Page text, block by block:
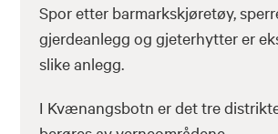
Spor etter barmarkskjøretøy,
gjerdeanlegg og gjeterhytter er
slike anlegg.
I Kvænangsbotn er det tre